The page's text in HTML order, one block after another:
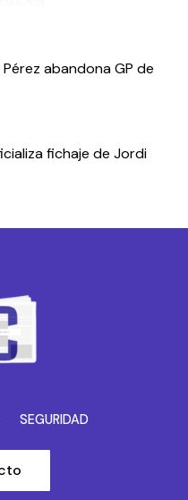
abandona GP de
fichaje de Jordi
SEGURIDAD